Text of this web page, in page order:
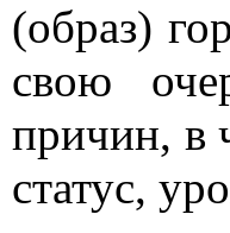
(образ)
свою
причин, в
статус,